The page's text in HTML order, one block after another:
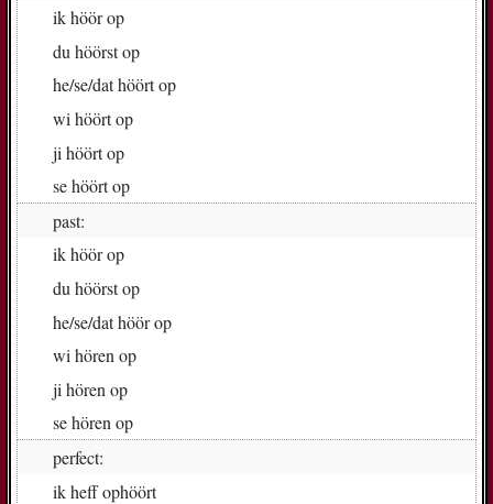
ikhöör op
du höörst op
he/se/dathöört op
wi höört op
ji höört op
sehöört op
past:
ikhöör op
du höörst op
he/se/dathöör op
wihö­ren op
ji hö­ren op
sehö­ren op
perfect:
ikheff op­höört